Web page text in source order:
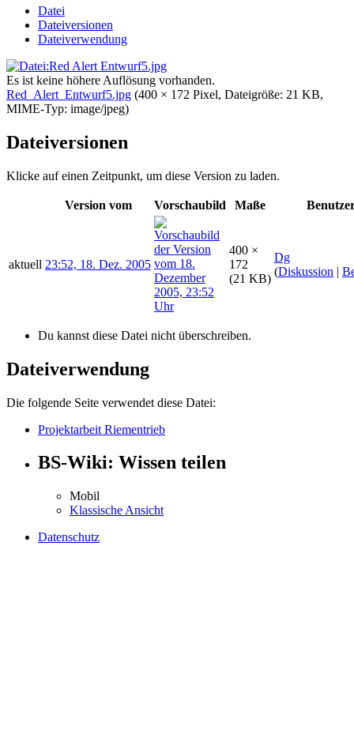
Datei
Dateiversionen
Dateiverwendung
Es ist keine höhere Auflösung vorhanden.
Red_Alert_Entwurf5.jpg (400 × 172 Pixel, Dateigröße: 21 KB,
MIME-Typ: image/jpeg)
Dateiversionen
Klicke auf einen Zeitpunkt, um diese Version zu laden.
Version vom Vorschaubild Maße
aktuell 23:52, 18. Dez. 2005
400 ×
172
(21 KB)
Dg
(Diskussion |
Du kannst diese Datei nicht überschreiben.
Dateiverwendung
Die folgende Seite verwendet diese Datei:
Projektarbeit Riementrieb
BS-Wiki: Wissen teilen
Mobil
Klassische Ansicht
Datenschutz